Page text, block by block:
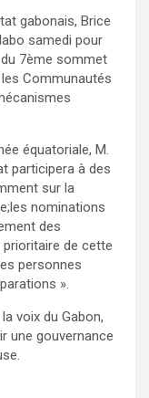
gabonais, Brice
samedi pour
7ème sommet
Communautés
équatoriale, M.
participera à des
sur la
nominations
des
de cette
personnes
».
voix du Gabon,
une gouvernance